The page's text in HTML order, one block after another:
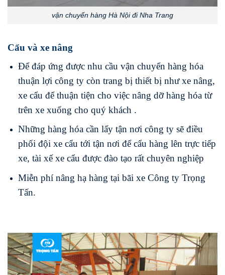
vận chuyển hàng Hà Nội đi Nha Trang
Cẩu và xe nâng
Để đáp ứng được nhu cầu vận chuyển hàng hóa
thuận lợi công ty còn trang bị thiết bị như xe nâng,
xe cẩu để thuận tiện cho việc nâng dỡ hàng hóa từ
trên xe xuống cho quý khách .
Những hàng hóa cần lấy tận nơi công ty sẽ điều
phối đội xe cẩu tới tận nơi để cẩu hàng lên trực tiếp
xe, tài xế xe cẩu được đào tạo rất chuyên nghiệp
Miễn phí nâng hạ hàng tại bãi xe Công ty Trọng
Tấn.